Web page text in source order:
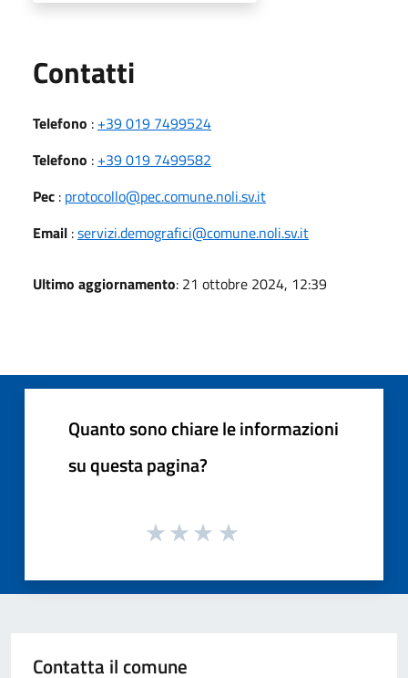
Contatti
Telefono : +39 019 7499524
Telefono : +39 019 7499582
Pec : protocollo@pec.comune.noli.sv.it
Email :servizi.demografici@comune.noli.sv.it
Ultimo aggiornamento: 21 ottobre 2024, 12:39
Quanto sono chiare le informazioni
su questa pagina?
Contatta il comune